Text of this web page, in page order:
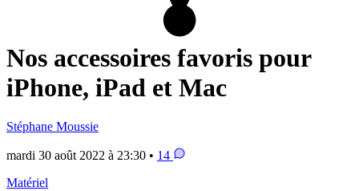
Nos accessoires favoris pour
iPhone, iPad et Mac
Stéphane Moussie
mardi 30 août 2022 à 23:30 • 14
Matériel